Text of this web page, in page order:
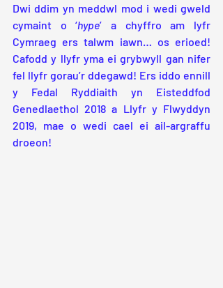
Dwi ddim yn meddwl mod i wedi gweld
cymaint o ‘hype’ a chyffro am lyfr
Cymraeg ers talwm iawn… os erioed!
Cafodd y llyfr yma ei grybwyll gan nifer
fel llyfr gorau’r ddegawd! Ers iddo ennill
y Fedal Ryddiaith yn Eisteddfod
Genedlaethol 2018 a Llyfr y Flwyddyn
2019, mae o wedi cael ei ail-argraffu
droeon!